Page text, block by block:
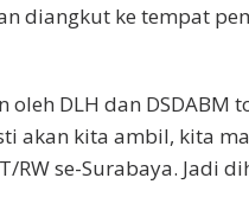
diangkut ke tempat
DLH dan DSDABM
akan kita ambil, kita
RW se-Surabaya. Jadi